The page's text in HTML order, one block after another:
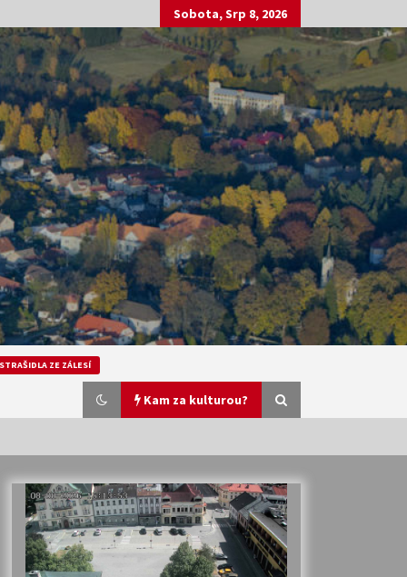
Sobota, Srp 8, 2026
ZE ZÁLESÍ
Kam za kulturou?
Veselí muzikanti
30. 7. 2026